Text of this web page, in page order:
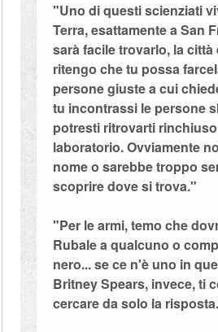
"Uno di questi scienziati
Terra, esattamente a San
sarà facile trovarlo, la città
ritengo che tu possa
persone giuste a cui
tu incontrassi le persone
potresti ritrovarti
laboratorio. Ovviamente
nome o sarebbe troppo
scoprire dove si trova."
"Per le armi, temo che
Rubale a qualcuno o
nero... se ce n'è uno in
Britney Spears, invece, ti
cercare da solo la